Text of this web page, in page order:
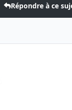
Répondre à ce